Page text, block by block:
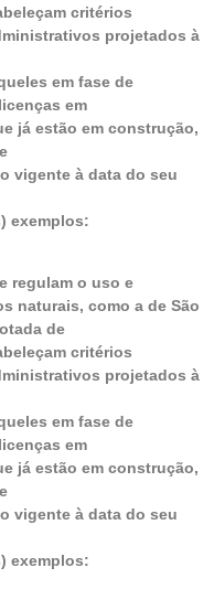
critérios
projetados à
em fase de
em
já estão em construção,
vigente à data do seu
exemplos:
regulam o uso e
naturais, como a de São
de
critérios
projetados à
em fase de
em
já estão em construção,
vigente à data do seu
exemplos: